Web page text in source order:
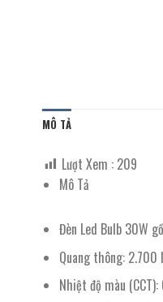
MÔ TẢ
Lượt Xem : 209
Mô Tả
Đèn Led Bulb 30W
Quang thông: 2.700
Nhiệt độ màu